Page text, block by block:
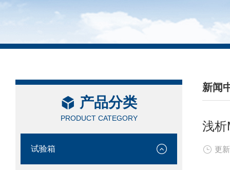
产品分类
PRODUCT CATEGORY
试验箱
新闻
/
浅析
更